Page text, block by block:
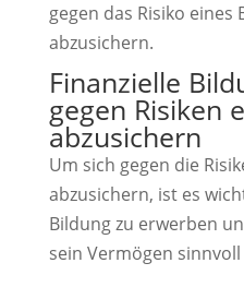
gegen das Risiko eines
abzusichern.
Finanzielle
gegen Risiken
abzusichern
Um sich gegen die
abzusichern, ist es
Bildung zu erwerben
sein Vermögen